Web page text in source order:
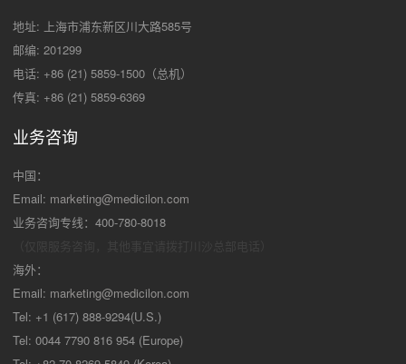
地址: 上海市浦东新区川大路585号
邮编: 201299
电话: +86 (21) 5859-1500（总机）
传真: +86 (21) 5859-6369
业务咨询
中国：
Email: marketing@medicilon.com
业务咨询专线：400-780-8018
海外：
Email: marketing@medicilon.com
Tel: +1 (617) 888-9294(U.S.)
Tel: 0044 7790 816 954 (Europe)